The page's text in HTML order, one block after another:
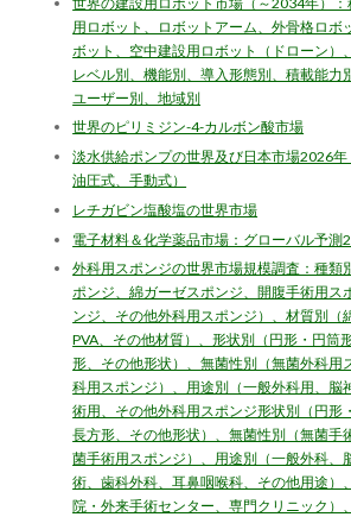
用ロボット、ロボットアーム、外骨格ロボ
ボット、空中建設用ロボット（ドローン）
レベル別、機能別、導入形態別、積載能力
ユーザー別、地域別
世界のピリミジン-4-カルボン酸市場
淡水供給ポンプの世界及び日本市場2026年
油圧式、手動式）
レチガビン塩酸塩の世界市場
電子材料＆化学薬品市場：グローバル予測
外科用スポンジの世界市場規模調査：種類
ポンジ、綿ガーゼスポンジ、開腹手術用ス
ンジ、その他外科用スポンジ）、材質別（
PVA、その他材質）、形状別（円形・円筒
形、その他形状）、無菌性別（無菌外科用
科用スポンジ）、用途別（一般外科用、脳
術用、その他外科用スポンジ形状別（円形
長方形、その他形状）、無菌性別（無菌手
菌手術用スポンジ）、用途別（一般外科、
術、歯科外科、耳鼻咽喉科、その他用途）
院・外来手術センター、専門クリニック）